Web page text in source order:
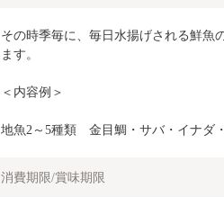
その時季毎に、毎日水揚げされる鮮魚
ます。
＜内容例＞
地魚2～5種類　金目鯛・サバ・イナダ
消費期限/賞味期限